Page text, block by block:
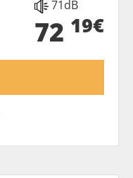
71dB
72 19€